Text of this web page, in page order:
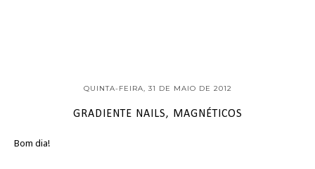
QUINTA-FEIRA, 31 DE MAIO DE 2012
GRADIENTE NAILS, MAGNÉTICOS
Bom dia!